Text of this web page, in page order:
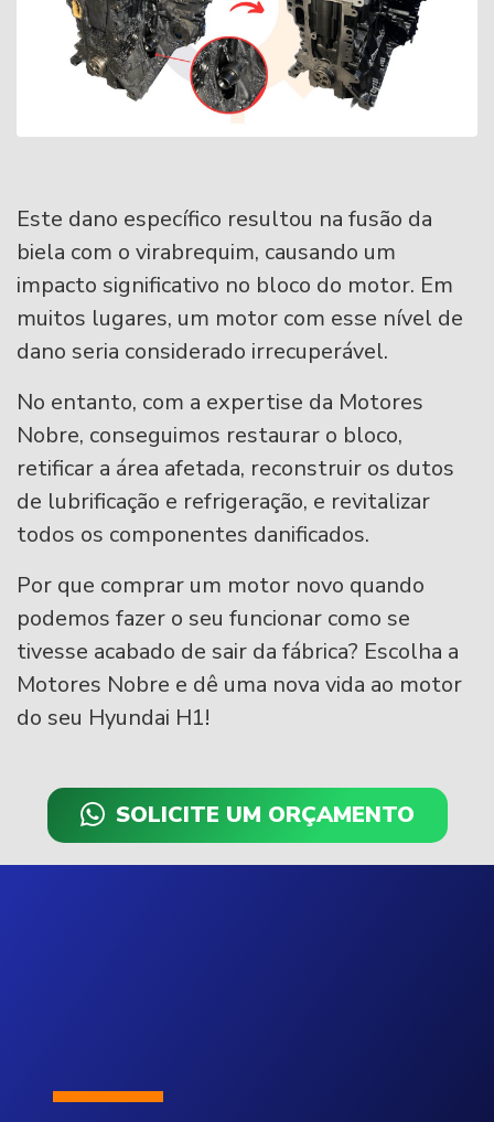
Este dano específico resultou na fusão da
biela com o virabrequim, causando um
impacto significativo no bloco do motor. Em
muitos lugares, um motor com esse nível de
dano seria considerado irrecuperável.
No entanto, com a expertise da Motores
Nobre, conseguimos restaurar o bloco,
retificar a área afetada, reconstruir os dutos
de lubrificação e refrigeração, e revitalizar
todos os componentes danificados.
Por que comprar um motor novo quando
podemos fazer o seu funcionar como se
tivesse acabado de sair da fábrica? Escolha a
Motores Nobre e dê uma nova vida ao motor
do seu Hyundai H1!
SOLICITE UM ORÇAMENTO